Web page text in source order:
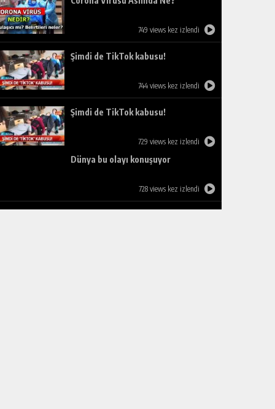
749 views kez izlendi
Şimdi de TikTok kabusu!
744 views kez izlendi
Şimdi de TikTok kabusu!
729 views kez izlendi
Dünya bu olayı konuşuyor
728 views kez izlendi